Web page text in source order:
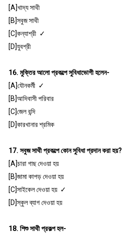
[A]খাদ্য সাথী
[B]সবুজ সাথী
[C]কন্যাশ্রী ✓
[D]যুবশ্রী
16. মুক্তির আলো প্রকল্পে সুবিধাভোগী হলেন-
[A]যৌনকর্মী ✓
[B]আদিবাসী পরিবার
[C]জেল বন্দি
[D]কারখানার শ্রমিক
17. সবুজ সাথী প্রকল্পে কোন সুবিধা প্রদান করা হয়?
[A]চারা গাছ দেওয়া হয়
[B]জামা কাপড় দেওয়া হয়
[C]সাইকেল দেওয়া হয় ✓
[D]স্কুল ব্যাগ দেওয়া হয়
18. শিশু সাথী প্রকল্প হল-